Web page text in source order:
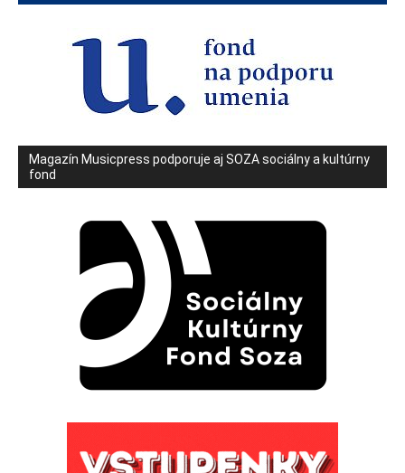
Magazín Musicpress podporuje aj SOZA sociálny a kultúrny
fond